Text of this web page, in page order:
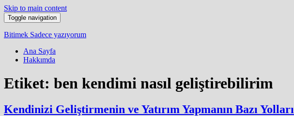
Skip to main content
Toggle navigation
Bitimek Sadece yazıyorum
Ana Sayfa
Hakkımda
Etiket: ben kendimi nasıl geliştirebilirim
Kendinizi Geliştirmenin ve Yatırım Yapmanın Bazı Yolları